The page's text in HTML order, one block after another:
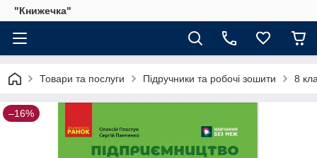
"Книжечка"
Товари та послуги Підручники та робочі зошити 8
–16%